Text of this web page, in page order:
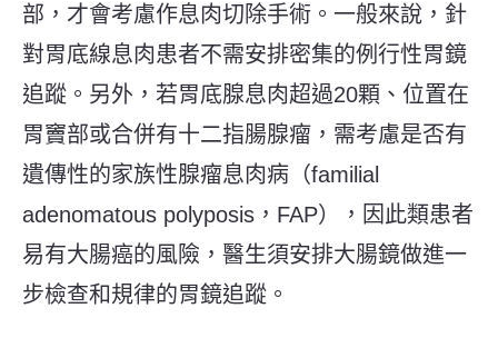
部，才會考慮作息肉切除手術。一般來說，針
對胃底線息肉患者不需安排密集的例行性胃鏡
追蹤。另外，若胃底腺息肉超過20顆、位置在
胃竇部或合併有十二指腸腺瘤，需考慮是否有
遺傳性的家族性腺瘤息肉病（familial
adenomatous polyposis，FAP），因此類患者
易有大腸癌的風險，醫生須安排大腸鏡做進一
步檢查和規律的胃鏡追蹤。